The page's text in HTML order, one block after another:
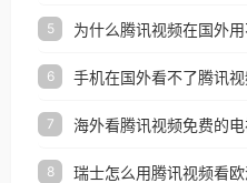
5
6
7
8